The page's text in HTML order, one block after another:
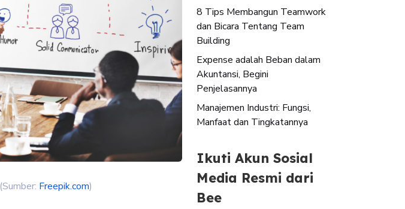
Freepik.com)
8 Tips Membangun Teamwork
dan Bicara Tentang Team
Building
Expense adalah Beban dalam
Akuntansi, Begini
Penjelasannya
Manajemen Industri: Fungsi,
Manfaat dan Tingkatannya
Ikuti Akun Sosial
Media Resmi dari
Bee